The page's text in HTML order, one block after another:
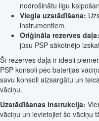
nodrošinātu ilgu
Viegla uzstādīšana:
instrumentiem.
Oriģināla rezerves daļa:
jūsu PSP sākotnējo
Šī rezerves daļa ir ideāli
PSP konsoli pēc baterijas
savu konsoli aizsargātu un
vāciņu.
Uzstādīšanas instrukcija:
vāciņu un ievietojiet šo vāciņu